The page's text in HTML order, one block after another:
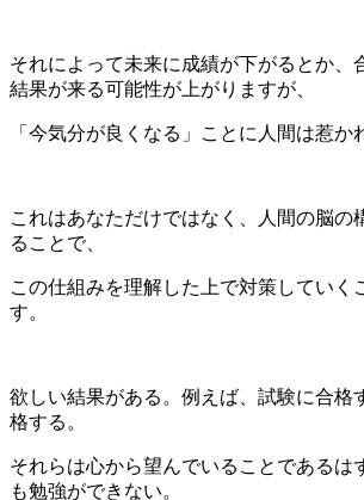
それによって未来に成績が下がるとか、
結果が来る可能性が上がりますが、
「今気分が良くなる」ことに人間は惹か
これはあなただけではなく、人間の脳の
ることで、
この仕組みを理解した上で対策していく
す。
欲しい結果がある。例えば、試験に合格
格する。
それらは心から望んでいることであるは
も勉強ができない。